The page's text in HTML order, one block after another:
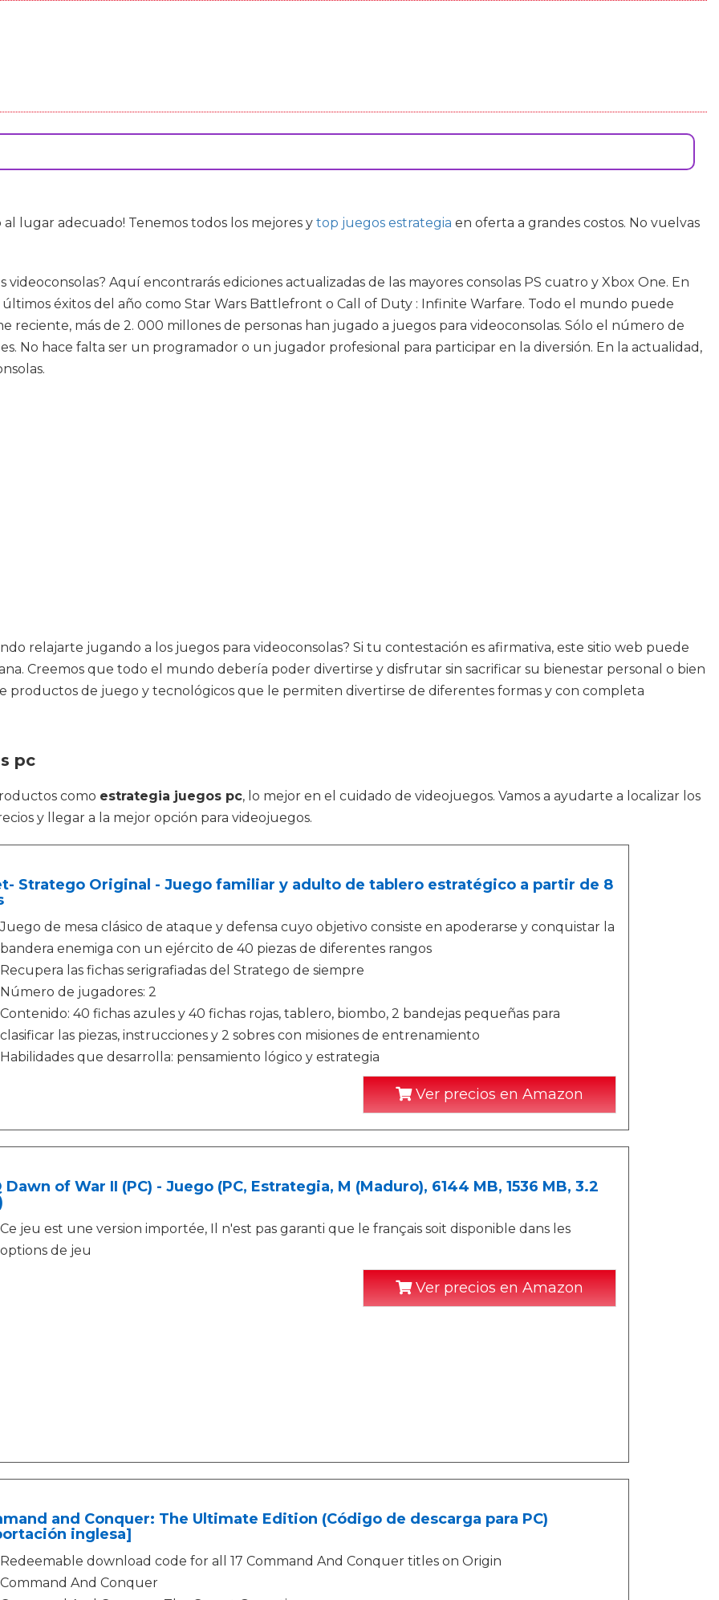
al lugar adecuado! Tenemos todos los mejores y top juegos estrategia en oferta a grandes costos. No vuelvas
Aquí encontrarás ediciones actualizadas de las mayores consolas PS cuatro y Xbox One. En
éxitos del año como Star Wars Battlefront o Call of Duty : Infinite Warfare. Todo el mundo puede
más de 2. 000 millones de personas han jugado a juegos para videoconsolas. Sólo el número de
No hace falta ser un programador o un jugador profesional para participar en la diversión. En la actualidad,
relajarte jugando a los juegos para videoconsolas? Si tu contestación es afirmativa, este sitio web puede
Creemos que todo el mundo debería poder divertirse y disfrutar sin sacrificar su bienestar personal o bien
productos de juego y tecnológicos que le permiten divertirse de diferentes formas y con completa
pc
como estrategia juegos pc, lo mejor en el cuidado de videojuegos. Vamos a ayudarte a localizar los
y llegar a la mejor opción para videojuegos.
Stratego Original - Juego familiar y adulto de tablero estratégico a partir de 8
Juego de mesa clásico de ataque y defensa cuyo objetivo consiste en apoderarse y conquistar la
bandera enemiga con un ejército de 40 piezas de diferentes rangos
Recupera las fichas serigrafiadas del Stratego de siempre
Número de jugadores: 2
Contenido: 40 fichas azules y 40 fichas rojas, tablero, biombo, 2 bandejas pequeñas para
clasificar las piezas, instrucciones y 2 sobres con misiones de entrenamiento
Habilidades que desarrolla: pensamiento lógico y estrategia
Ver precios en Amazon
Dawn of War II (PC) - Juego (PC, Estrategia, M (Maduro), 6144 MB, 1536 MB, 3.2
Ce jeu est une version importée, Il n'est pas garanti que le français soit disponible dans les
options de jeu
Ver precios en Amazon
and Conquer: The Ultimate Edition (Código de descarga para PC)
inglesa]
Redeemable download code for all 17 Command And Conquer titles on Origin
Command And Conquer